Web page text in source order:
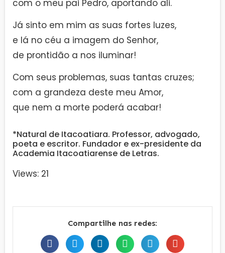
com o meu pai Pedro, aportando ali.
Já sinto em mim as suas fortes luzes,
e lá no céu a imagem do Senhor,
de prontidão a nos iluminar!
Com seus problemas, suas tantas cruzes;
com a grandeza deste meu Amor,
que nem a morte poderá acabar!
*Natural de Itacoatiara. Professor, advogado,
poeta e escritor. Fundador e ex-presidente da
Academia Itacoatiarense de Letras.
Views: 21
Compartilhe nas redes: